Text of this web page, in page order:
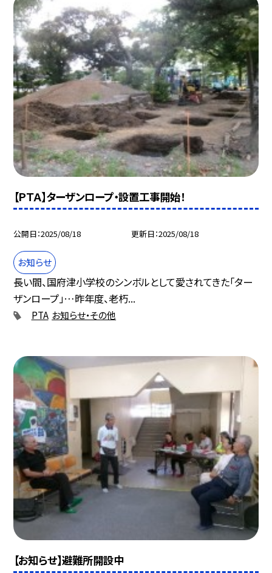
【ＰＴＡ】ターザンロープ・設置工事開始！
公開日 2025/08/18 更新日 2025/08/18
お知らせ
長い間、国府津小学校のシンボルとして愛されてきた「ター
ザンロープ」…昨年度、老朽...
PTA お知らせ・その他
【お知らせ】避難所開設中